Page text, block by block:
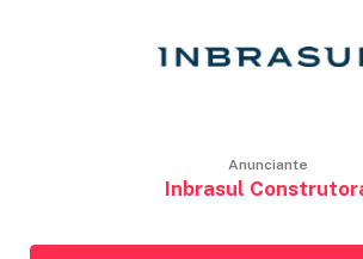
Anunciante
Inbrasul